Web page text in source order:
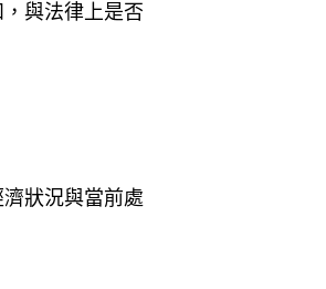
與法律上是否
狀況與當前處